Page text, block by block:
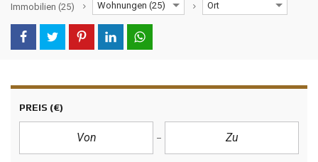
Immobilien (25) Wohnungen (25) Ort
PREIS (€)